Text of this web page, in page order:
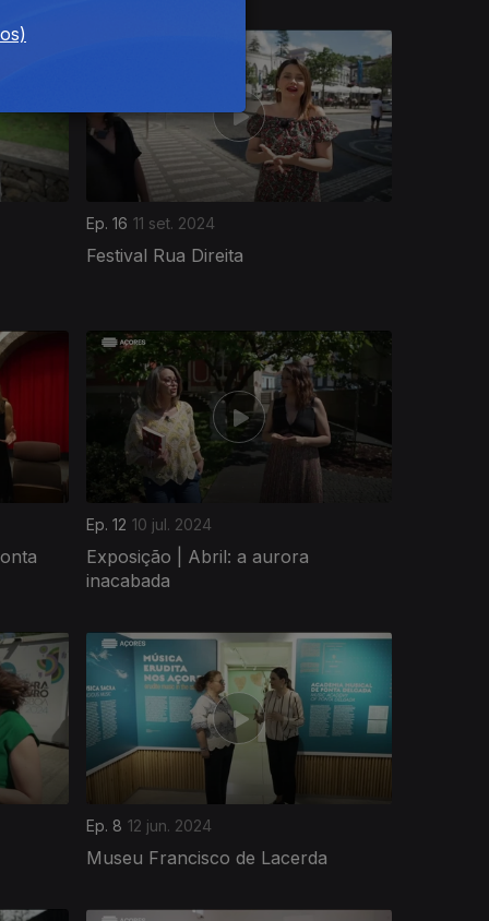
Ep. 16 11 set. 2024
Festival Rua Direita
Ep. 12 10 jul. 2024
Exposição | Abril: a aurora
inacabada
Ep. 8 12 jun. 2024
Museu Francisco de Lacerda